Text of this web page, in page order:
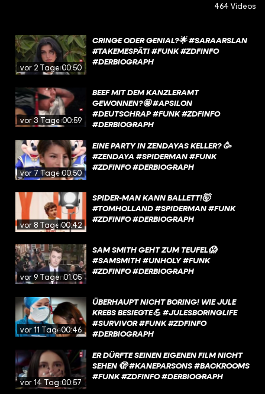
464 Videos
vor 2 Tagen00:50
CRINGE ODER GENIAL?🌟 #SARAARSLAN
#TAKEMESPÄTI #FUNK #ZDFINFO
#DERBIOGRAPH
vor 3 Tagen00:59
BEEF MIT DEM KANZLERAMT
GEWONNEN?🤩 #APSILON
#DEUTSCHRAP #FUNK #ZDFINFO
#DERBIOGRAPH
vor 7 Tagen00:50
EINE PARTY IN ZENDAYAS KELLER? 🥳
#ZENDAYA #SPIDERMAN #FUNK
#ZDFINFO #DERBIOGRAPH
vor 8 Tagen00:42
SPIDER-MAN KANN BALLETT!🤯
#TOMHOLLAND #SPIDERMAN #FUNK
#ZDFINFO #DERBIOGRAPH
vor 9 Tagen01:05
SAM SMITH GEHT ZUM TEUFEL😱
#SAMSMITH #UNHOLY #FUNK
#ZDFINFO #DERBIOGRAPH
vor 11 Tagen00:46
ÜBERHAUPT NICHT BORING! WIE JULE
KREBS BESIEGTE💪 #JULESBORINGLIFE
#SURVIVOR #FUNK #ZDFINFO
#DERBIOGRAPH
vor 14 Tagen00:57
ER DÜRFTE SEINEN EIGENEN FILM NICHT
SEHEN 🫣 #KANEPARSONS #BACKROOMS
#FUNK #ZDFINFO #DERBIOGRAPH